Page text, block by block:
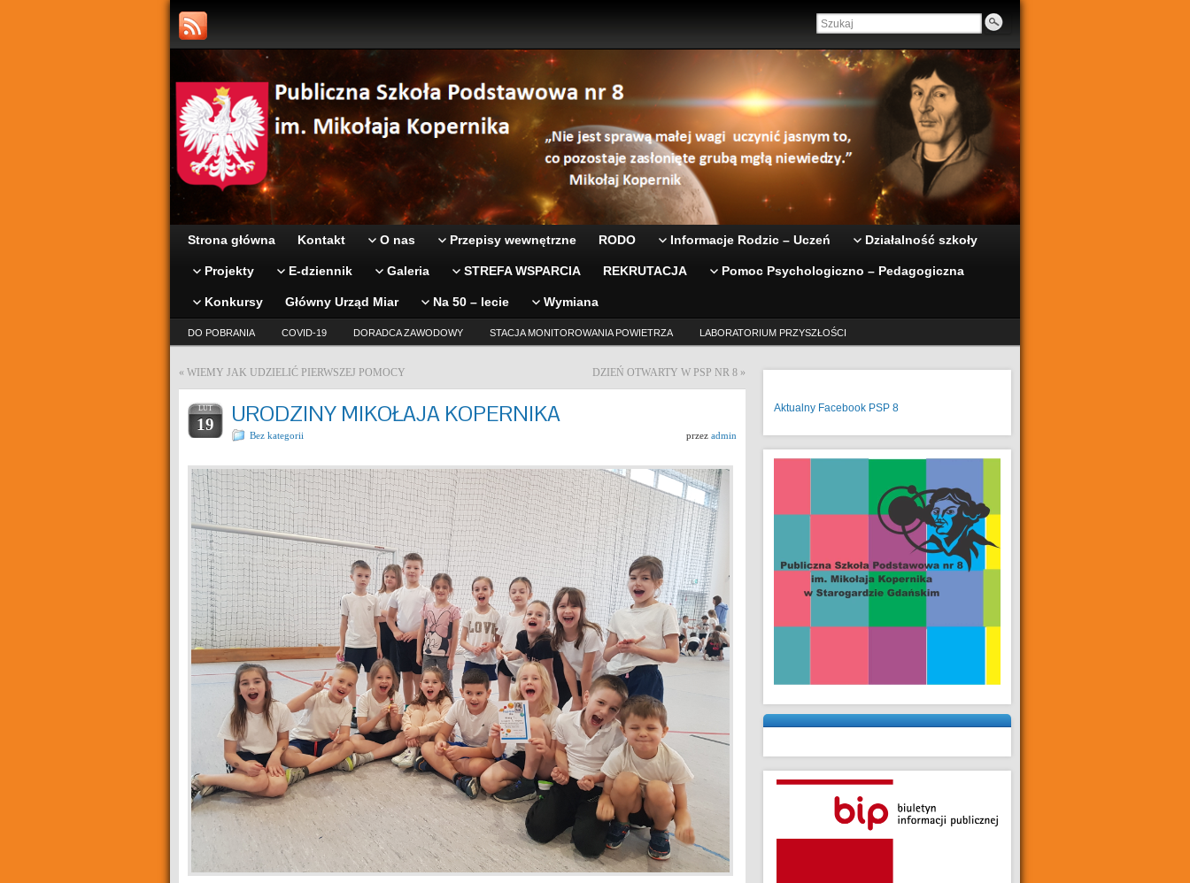
Strona główna Kontakt O nas Przepisy wewnętrzne RODO Informacje Rodzic – Uczeń Działalność szkoły
Projekty E-dziennik Galeria STREFA WSPARCIA REKRUTACJA Pomoc Psychologiczno – Pedagogiczna
Konkursy Główny Urząd Miar Na 50 – lecie Wymiana
DO POBRANIA COVID-19 DORADCA ZAWODOWY STACJA MONITOROWANIA POWIETRZA LABORATORIUM PRZYSZŁOŚCI
« WIEMY JAK UDZIELIĆ PIERWSZEJ POMOCY DZIEŃ OTWARTY W PSP NR 8 »
LUT
19 URODZINY MIKOŁAJA KOPERNIKA
Bez kategorii przez admin
Aktualny Facebook PSP 8